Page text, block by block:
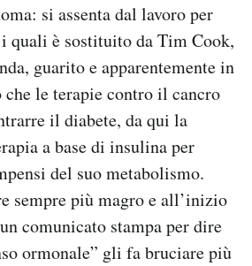
si assenta dal lavoro per
quali è sostituito da Tim Cook,
guarito e apparentemente in
che le terapie contro il cancro
il diabete, da qui la
a base di insulina per
del suo metabolismo.
sempre più magro e all’inizio
comunicato stampa per dire
ormonale” gli fa bruciare più